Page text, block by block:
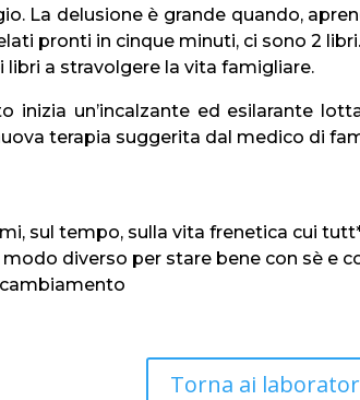
La delusione è grande quando,
pronti in cinque minuti, ci sono 2
libri a stravolgere la vita famigliare.
inizia un’incalzante ed esilarante
terapia suggerita dal medico di
sul tempo, sulla vita frenetica cui
diverso per stare bene con sè e
Torna ai